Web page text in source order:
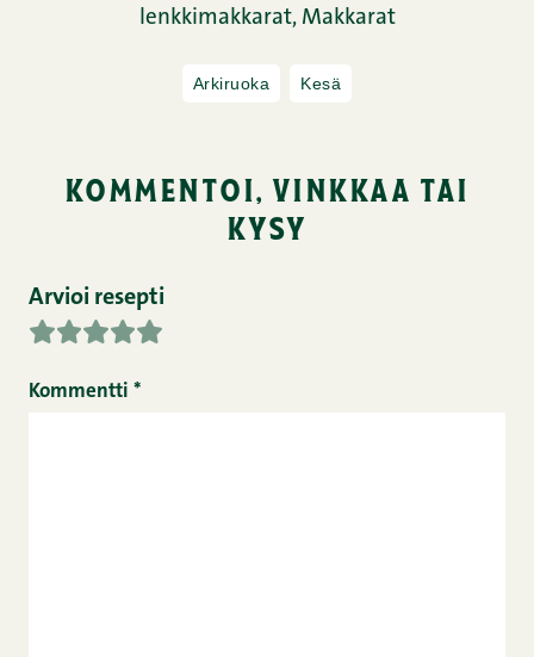
lenkkimakkarat, Makkarat
Arkiruoka Kesä
kommentoi, vinkkaa tai
kysy
Arvioi resepti
Kommentti *